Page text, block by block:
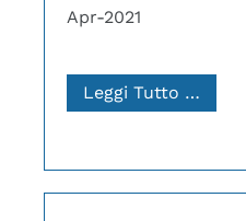
Apr-2021
Leggi Tutto …